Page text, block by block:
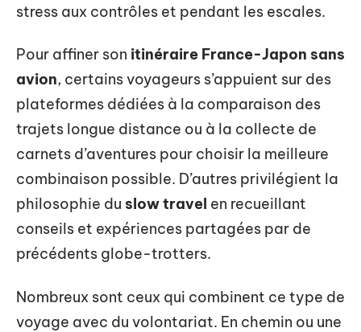
stress aux contrôles et pendant les escales.
Pour affiner son itinéraire France-Japon sans
avion, certains voyageurs s’appuient sur des
plateformes dédiées à la comparaison des
trajets longue distance ou à la collecte de
carnets d’aventures pour choisir la meilleure
combinaison possible. D’autres privilégient la
philosophie du slow travel en recueillant
conseils et expériences partagées par de
précédents globe-trotters.
Nombreux sont ceux qui combinent ce type de
voyage avec du volontariat. En chemin ou une